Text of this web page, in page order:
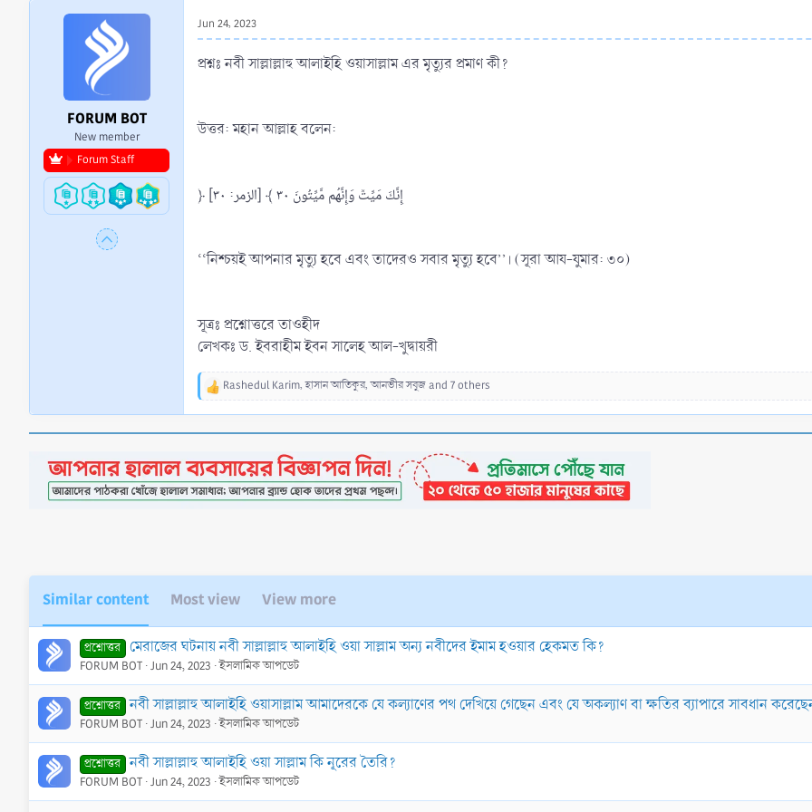
r
FORUM BOT
New member
Forum Staff
Jun 24, 2023
প্রশ্নঃ নবী সাল্লাল্লাহু আলাইহি ওয়াসাল্লাম এর মৃত্যুর প্রমাণ কী?
উত্তর: মহান আল্লাহ বলেন:
﴿ إِنَّكَ مَيِّتٞ وَإِنَّهُم مَّيِّتُونَ ٣٠ ﴾ [الزمر: ٣٠]
‘‘নিশ্চয়ই আপনার মৃত্যু হবে এবং তাদেরও সবার মৃত্যু হবে’’। (সূরা আয-যুমার: ৩০)
সূত্রঃ প্রশ্নোত্তরে তাওহীদ
লেখকঃ ড. ইবরাহীম ইবন সালেহ আল-খুদ্বায়রী
R
i
o
n
Rashedul Karim,হাসান আতিকুর,আনভীর সবুজand 7 others
Similar content Most view View more
প্রশ্নোত্তর মেরাজের ঘটনায় নবী সাল্লাল্লাহু আলাইহি ওয়া সাল্লাম অন্য নবীদের ইমাম হওয়ার হেকমত কি?
FORUM BOT Jun 24, 2023 ইসলামিক আপডেট
প্রশ্নোত্তর নবী সাল্লাল্লাহু আলাইহি ওয়াসাল্লাম আমাদেরকে যে কল্যাণের পথ দেখিয়ে গেছেন এবং যে অকল্যাণ বা ক্ষতির ব্যাপারে সাবধান
FORUM BOT Jun 24, 2023 ইসলামিক আপডেট
প্রশ্নোত্তর নবী সাল্লাল্লাহু আলাইহি ওয়া সাল্লাম কি নূরের তৈরি?
FORUM BOT Jun 24, 2023 ইসলামিক আপডেট